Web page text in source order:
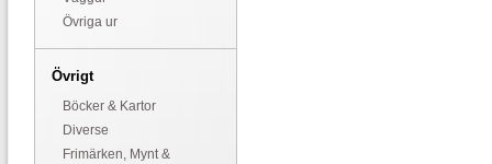
Övriga ur
Övrigt
Böcker & Kartor
Diverse
Frimärken, Mynt &